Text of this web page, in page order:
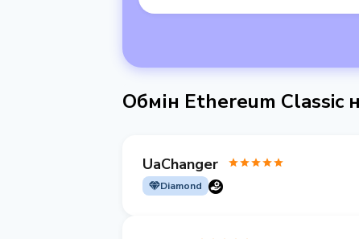
Обмін Ethereum Classic
UaChanger
Diamond